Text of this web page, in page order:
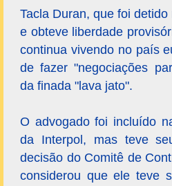
Tacla Duran, que foi
e obteve liberdade
continua vivendo no país
de fazer "negociações
da finada "lava jato".
O advogado foi incluído
da Interpol, mas teve
decisão do Comitê de
considerou que ele teve